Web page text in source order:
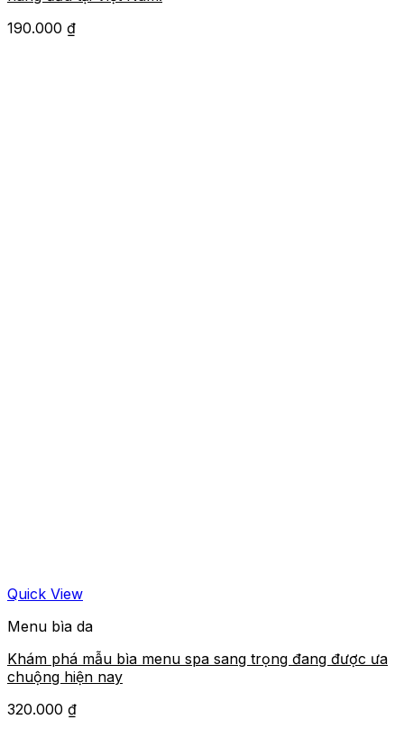
190.000 ₫
Quick View
Menu bìa da
Khám phá mẫu bìa menu spa sang trọng đang được ưa
chuộng hiện nay
320.000 ₫